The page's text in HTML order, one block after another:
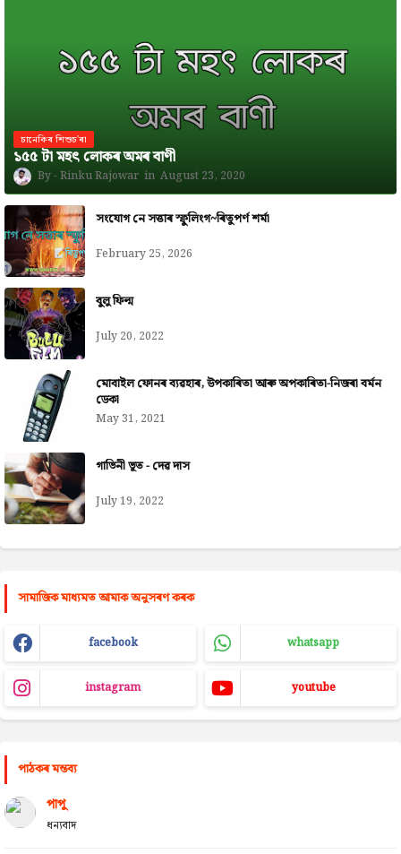
চানেকিৰ শিশুচ'ৰা
১৫৫ টা মহৎ লোকৰ অমৰ বাণী
Rinku Rajowar August 23, 2020
সংযোগ নে সত্তাৰ স্ফুলিংগ~ৰিতুপৰ্ণ শৰ্মা
February 25, 2026
বুলু ফিল্ম
July 20, 2022
মোবাইল ফোনৰ ব্যৱহাৰ, উপকাৰিতা আৰু অপকাৰিতা-নিজৰা বৰ্মন
ডেকা
May 31, 2021
গাভিনী ভূত - দেৱ দাস
July 19, 2022
সামাজিক মাধ্যমত আমাক অনুসৰণ কৰক
facebook whatsapp
instagram youtube
পাঠকৰ মন্তব্য
পাপু
ধন্যবাদ